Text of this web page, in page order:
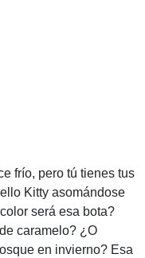
frío, pero tú tienes tus
Kitty asomándose
será esa bota?
caramelo? ¿O
en invierno? Esa